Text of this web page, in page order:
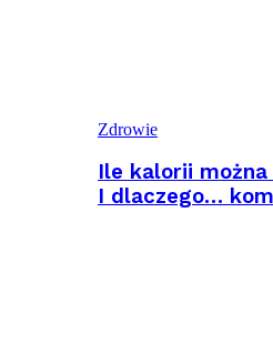
Zdrowie
Ile kalorii
I dlaczego…